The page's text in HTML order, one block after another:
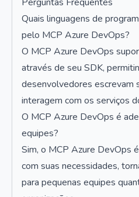
Quais linguagens de
pelo MCP Azure DevOps?
O MCP Azure DevOps
através de seu SDK,
desenvolvedores escrevam
interagem com os serviços
O MCP Azure DevOps é
equipes?
Sim, o MCP Azure DevOps
com suas necessidades,
para pequenas equipes